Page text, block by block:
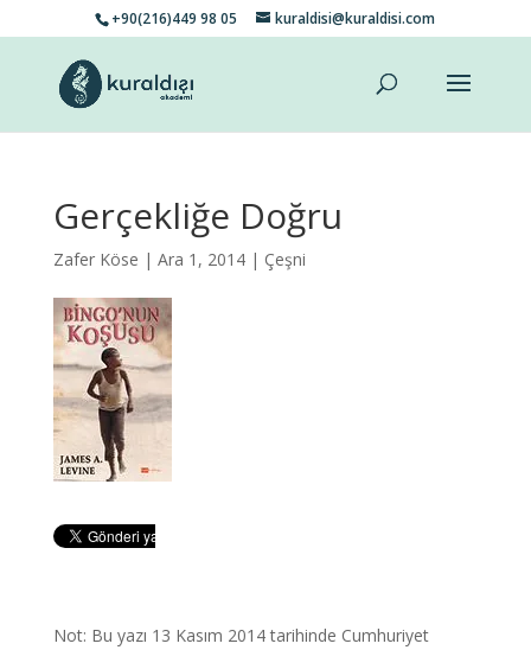
+90(216)449 98 05 kuraldisi@kuraldisi.com
Gerçekliğe Doğru
Zafer Köse | Ara 1, 2014 | Çeşni
Not: Bu yazı 13 Kasım 2014 tarihinde Cumhuriyet